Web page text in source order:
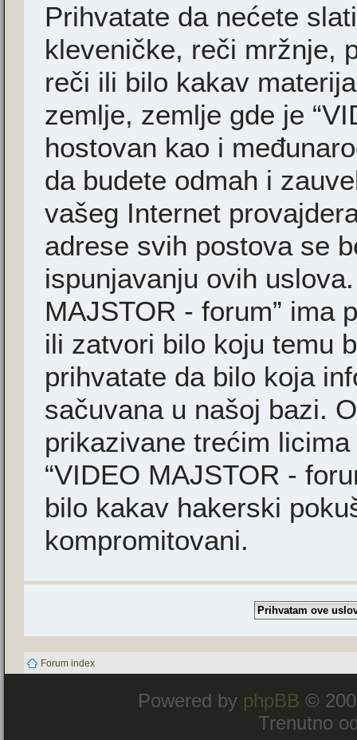
Prihvatate da nećete
kleveničke, reči mržnje,
reči ili bilo kakav
zemlje, zemlje gde je
hostovan kao i
da budete odmah i
vašeg Internet
adrese svih postova se
ispunjavanju ovih
MAJSTOR - forum” ima
ili zatvori bilo koju temu
prihvatate da bilo koja
sačuvana u našoj bazi.
prikazivane trećim
“VIDEO MAJSTOR -
bilo kakav hakerski
kompromitovani.
Forum index
Powered by phpBB ©
Trenutno